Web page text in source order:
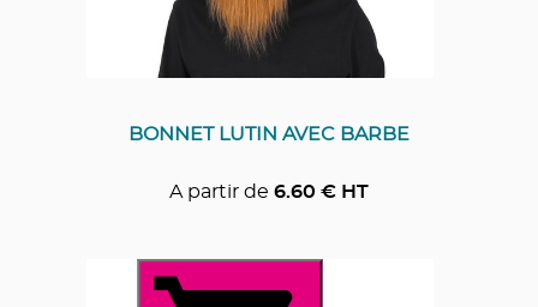
BONNET LUTIN AVEC BARBE
A partir de 6.60 € HT